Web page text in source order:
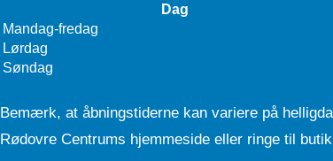
Dag
Mandag-fredag
Lørdag
Søndag
Bemærk, at åbningstiderne kan variere på
Rødovre Centrums hjemmeside eller ringe til